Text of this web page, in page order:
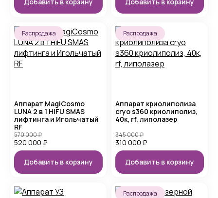
Распродажа
Аппарат MagiCosmo
LUNA 2 в 1 HIFU SMAS
лифтинга и Игольчатый
RF
520 000 ₽
570 000₽
Добавить в корзину
Распродажа
Аппарат криолиполиза
cryo s360 криолиполиз,
40к, rf, липолазер
310 000 ₽
345 000₽
Добавить в корзину
Распродажа